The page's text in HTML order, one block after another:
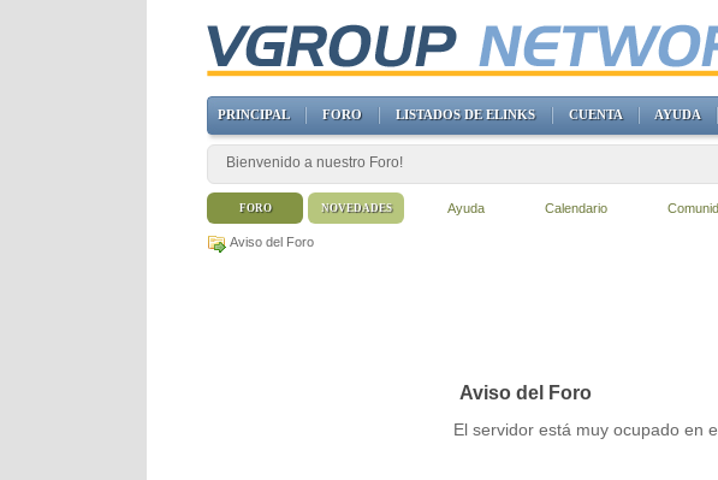
Aviso del Foro
Aviso del Foro
El servidor está muy ocupado en
PRINCIPAL FORO LISTADOS DE ELINKS CUENTA AYUDA
Bienvenido a nuestro Foro!
FORO Ayuda Calendario
NOVEDADES